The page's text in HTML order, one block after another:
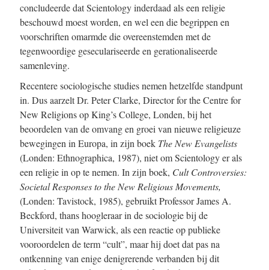
concludeerde dat Scientology inderdaad als een religie
beschouwd moest worden, en wel een die begrippen en
voorschriften omarmde die overeenstemden met de
tegenwoordige geseculariseerde en gerationaliseerde
samenleving.
Recentere sociologische studies nemen hetzelfde standpunt
in. Dus aarzelt Dr. Peter Clarke, Director for the Centre for
New Religions op King’s College, Londen, bij het
beoordelen van de omvang en groei van nieuwe religieuze
bewegingen in Europa, in zijn boek The New Evangelists
(Londen: Ethnographica, 1987), niet om Scientology er als
een religie in op te nemen. In zijn boek, Cult Controversies:
Societal Responses to the New Religious Movements,
(Londen: Tavistock, 1985), gebruikt Professor James A.
Beckford, thans hoogleraar in de sociologie bij de
Universiteit van Warwick, als een reactie op publieke
vooroordelen de term “cult”, maar hij doet dat pas na
ontkenning van enige denigrerende verbanden bij dit